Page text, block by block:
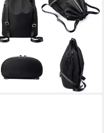
Sportrucksack Sport-
Rucksack 30–45L mit Schuh-
& Nassfach, wasserabweisend
€
UVP39,99 €
lieferbar - in 2-3 Werktagen bei dir
+2